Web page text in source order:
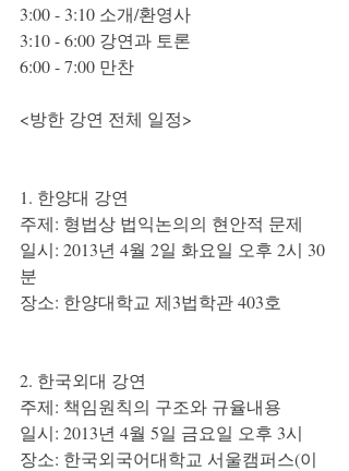
3:00 - 3:10 소개/환영사
3:10 - 6:00 강연과 토론
6:00 - 7:00 만찬
<방한 강연 전체 일정>
1. 한양대 강연
주제: 형법상 법익논의의 현안적 문제
일시: 2013년 4월 2일 화요일 오후 2시 30
분
장소: 한양대학교 제3법학관 403호
2. 한국외대 강연
주제: 책임원칙의 구조와 규율내용
일시: 2013년 4월 5일 금요일 오후 3시
장소: 한국외국어대학교 서울캠퍼스(이